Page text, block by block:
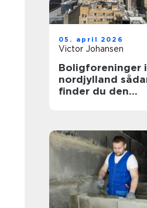
05. april 2026
Victor Johansen
Boligforeninger i
nordjylland sådan
finder du den